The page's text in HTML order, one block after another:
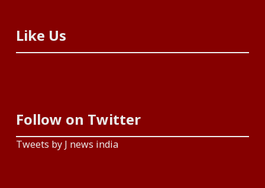
Like Us
Follow on Twitter
Tweets by J news india